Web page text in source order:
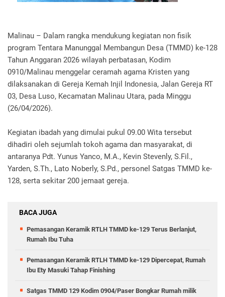
Malinau – Dalam rangka mendukung kegiatan non fisik
program Tentara Manunggal Membangun Desa (TMMD) ke-128
Tahun Anggaran 2026 wilayah perbatasan, Kodim
0910/Malinau menggelar ceramah agama Kristen yang
dilaksanakan di Gereja Kemah Injil Indonesia, Jalan Gereja RT
03, Desa Luso, Kecamatan Malinau Utara, pada Minggu
(26/04/2026).
Kegiatan ibadah yang dimulai pukul 09.00 Wita tersebut
dihadiri oleh sejumlah tokoh agama dan masyarakat, di
antaranya Pdt. Yunus Yanco, M.A., Kevin Stevenly, S.Fil.,
Yarden, S.Th., Lato Noberly, S.Pd., personel Satgas TMMD ke-
128, serta sekitar 200 jemaat gereja.
BACA JUGA
Pemasangan Keramik RTLH TMMD ke-129 Terus Berlanjut,
Rumah Ibu Tuha
Pemasangan Keramik RTLH TMMD ke-129 Dipercepat, Rumah
Ibu Ety Masuki Tahap Finishing
Satgas TMMD 129 Kodim 0904/Paser Bongkar Rumah milik